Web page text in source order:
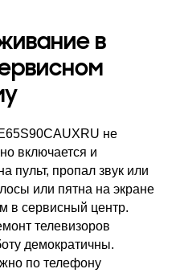
в
не
включается и
пульт, пропал звук или
или пятна на экране
в сервисный центр.
телевизоров
демократичны.
по телефону